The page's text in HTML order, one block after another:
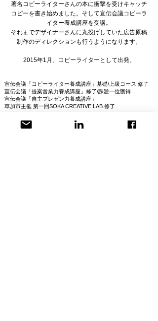
著名コピーライターさんの本に衝撃を受けキャッチ
コピーを書き始めました。そして宣伝会議コピーラ
イター養成講座を受講。
それまでデザイナーさんに丸投げしていた広告原稿
制作のディレクションも行うようになります。
2015年1月、コピーライターとして出発。​
宣伝会議「コピーライター養成講座」基礎/上級コース 修了
宣伝会議「提案営業力養成講座」修了/課題一位獲得
宣伝会議「自主プレゼン力養成講座」​
​草加市主催 第一回SOKA CREATIVE LAB 修了
NASUNOデザインワークス「POPの作り方セミナー」